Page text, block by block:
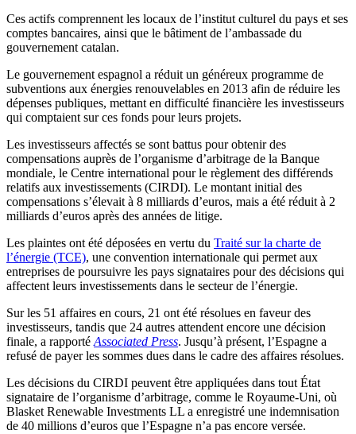
Ces actifs comprennent les locaux de l’institut culturel du pays et ses
comptes bancaires, ainsi que le bâtiment de l’ambassade du
gouvernement catalan.
Le gouvernement espagnol a réduit un généreux programme de
subventions aux énergies renouvelables en 2013 afin de réduire les
dépenses publiques, mettant en difficulté financière les investisseurs
qui comptaient sur ces fonds pour leurs projets.
Les investisseurs affectés se sont battus pour obtenir des
compensations auprès de l’organisme d’arbitrage de la Banque
mondiale, le Centre international pour le règlement des différends
relatifs aux investissements (CIRDI). Le montant initial des
compensations s’élevait à 8 milliards d’euros, mais a été réduit à 2
milliards d’euros après des années de litige.
Les plaintes ont été déposées en vertu du Traité sur la charte de
l’énergie (TCE), une convention internationale qui permet aux
entreprises de poursuivre les pays signataires pour des décisions qui
affectent leurs investissements dans le secteur de l’énergie.
Sur les 51 affaires en cours, 21 ont été résolues en faveur des
investisseurs, tandis que 24 autres attendent encore une décision
finale, a rapporté Associated Press. Jusqu’à présent, l’Espagne a
refusé de payer les sommes dues dans le cadre des affaires résolues.
Les décisions du CIRDI peuvent être appliquées dans tout État
signataire de l’organisme d’arbitrage, comme le Royaume-Uni, où
Blasket Renewable Investments LL a enregistré une indemnisation
de 40 millions d’euros que l’Espagne n’a pas encore versée.